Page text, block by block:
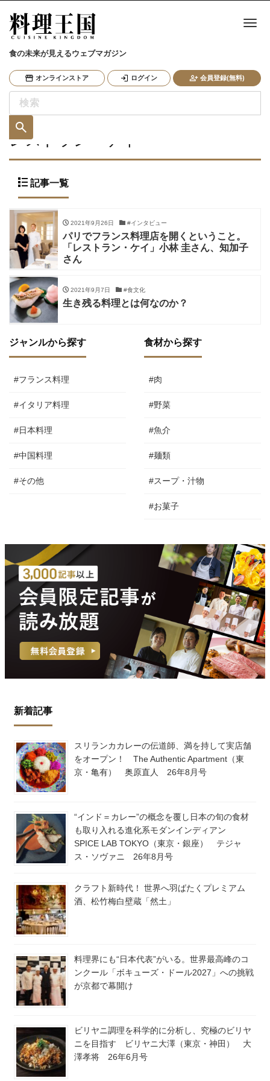
食の未来が見えるウェブマガジン
オンラインストア ログイン 会員登録(無料)
ナ
レストラン・ケイ
記事一覧
2021年9月26日 #インタビュー
パリでフランス料理店を開くということ。
「レストラン・ケイ」小林 圭さん、知加子
さん
2021年9月7日 #食文化
生き残る料理とは何なのか？
ジャンルから探す
#フランス料理
#イタリア料理
#日本料理
#中国料理
#その他
食材から探す
#肉
#野菜
#魚介
#麺類
#スープ・汁物
#お菓子
新着記事
スリランカカレーの伝道師、満を持して実店舗
をオープン！ The Authentic Apartment（東
京・亀有） 奥原直人 26年8月号
“インド＝カレー”の概念を覆し日本の旬の食材
も取り入れる進化系モダンインディアン
SPICE LAB TOKYO（東京・銀座） テジャ
ス・ソヴァニ 26年8月号
クラフト新時代！ 世界へ羽ばたくプレミアム
酒、松竹梅白壁蔵「然土」
料理界にも“日本代表”がいる。世界最高峰のコ
ンクール「ボキューズ・ドール2027」への挑戦
が京都で幕開け
ビリヤニ調理を科学的に分析し、究極のビリヤ
ニを目指す ビリヤニ大澤（東京・神田） 大
澤孝将 26年6月号